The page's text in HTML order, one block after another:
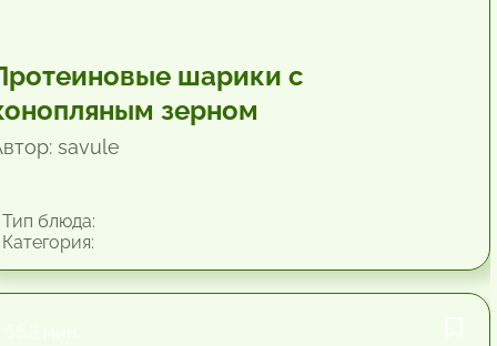
шарики с
зерном
savule
блюда: